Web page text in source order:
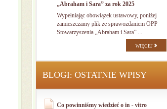
„Abraham i Sara” za rok 2025
Wypełniając obowiązek ustawowy, poniżej
zamieszczamy plik ze sprawozdaniem OPP
Stowarzyszenia „Abraham i Sara” ...
WIĘCEJ
BLOGI: OSTATNIE WPISY
Co powinniśmy wiedzieć o in - vitro